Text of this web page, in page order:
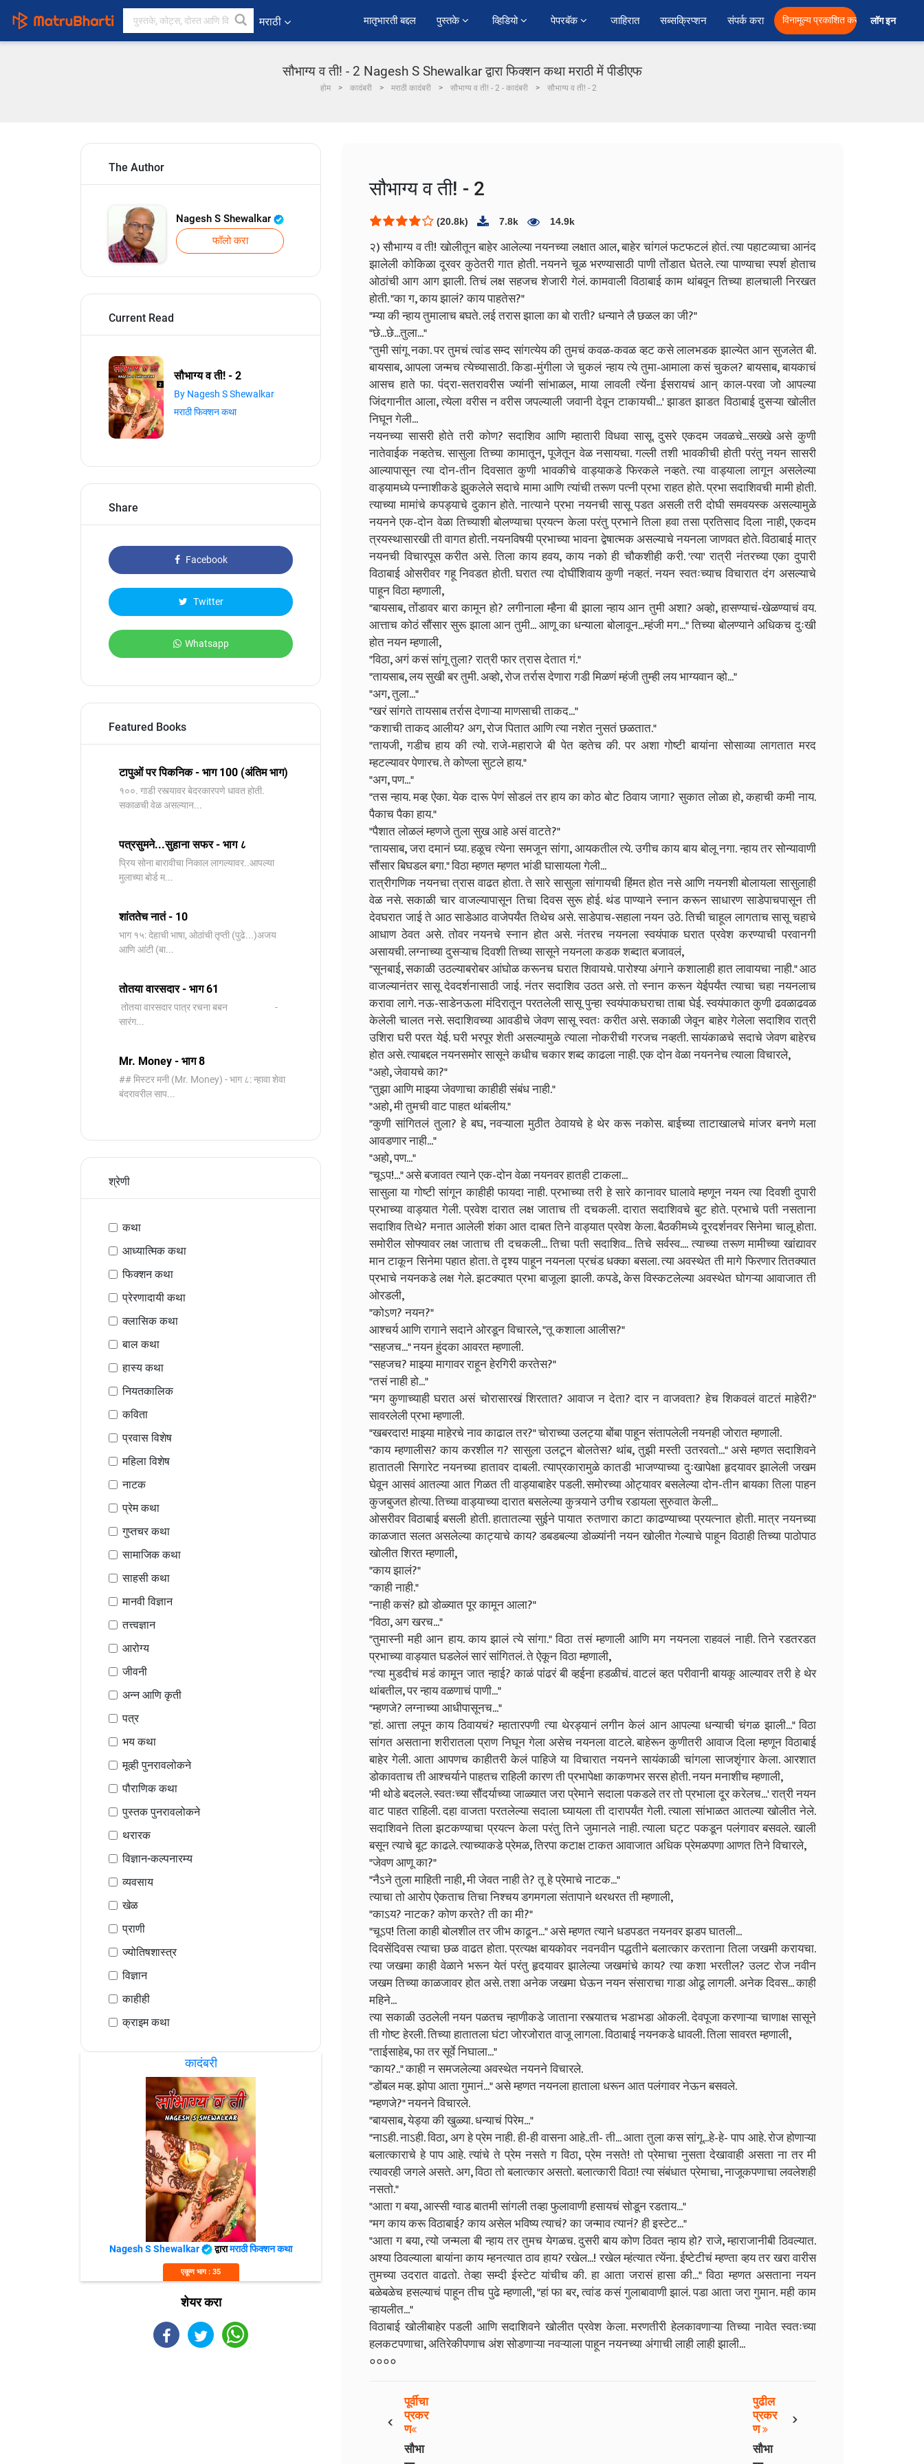
मराठी ﻿मातृभारती बद्दल पुस्तके व्हिडियो पेपरबॅक जाहिरात सब्सक्रिप्शन संपर्क करा विनामूल्य प्रकाशित करा लॉग इन
सौभाग्य व ती! - 2 Nagesh S Shewalkar द्वारा फिक्शन कथा मराठी में पीडीएफ
होम कादंबरी मराठी कादंबरी सौभाग्य व ती! - 2 - कादंबरी सौभाग्य व ती! - 2
The Author
Nagesh S Shewalkar
फॉलो करा
Current Read
सौभाग्य व ती! - 2
By Nagesh S Shewalkar
मराठी फिक्शन कथा
Share
Facebook
Twitter
Whatsapp
Featured Books
टापुओं पर पिकनिक - भाग 100 (अंतिम भाग)
१००. गाडी रस्त्यावर बेदरकारपणे धावत होती.
सकाळची वेळ असल्यान...
पत्रसुमने...सुहाना सफर - भाग ८
प्रिय सोना बारावीचा निकाल लागल्यावर..आपल्या
मुलाच्या बोर्ड म...
शांततेच नातं - 10
भाग १५: देहाची भाषा, ओठांची तृप्ती (पुढे...)अजय
आणि आंटी (बा...
तोतया वारसदार - भाग 61
तोतया वारसदार पात्र रचना बबन -
सारंग...
Mr. Money - भाग 8
## मिस्टर मनी (Mr. Money) - भाग ८: न्हावा शेवा
बंदरावरील साप...
श्रेणी
कथा
आध्यात्मिक कथा
फिक्शन कथा
प्रेरणादायी कथा
क्लासिक कथा
बाल कथा
हास्य कथा
नियतकालिक
कविता
प्रवास विशेष
महिला विशेष
नाटक
प्रेम कथा
गुप्तचर कथा
सामाजिक कथा
साहसी कथा
मानवी विज्ञान
तत्त्वज्ञान
आरोग्य
जीवनी
अन्न आणि कृती
पत्र
भय कथा
मूव्ही पुनरावलोकने
पौराणिक कथा
पुस्तक पुनरावलोकने
थरारक
विज्ञान-कल्पनारम्य
व्यवसाय
खेळ
प्राणी
ज्योतिषशास्त्र
विज्ञान
काहीही
क्राइम कथा
कादंबरी
Nagesh S Shewalkar द्वारामराठी फिक्शन कथा
एकूण भाग : 35
शेयर करा
सौभाग्य व ती! - 2
(20.8k) 7.8k 14.9k
२) सौभाग्य व ती!खोलीतून बाहेर आलेल्या नयनच्या लक्षात आल, बाहेर चांगलं फटफटलं होतं. त्या पहाटव्याचा आनंद
झालेली कोकिळा दूरवर कुठेतरी गात होती. नयनने चूळ भरण्यासाठी पाणी तोंडात घेतले. त्या पाण्याचा स्पर्श होताच
ओठांची आग आग झाली. तिचं लक्ष सहजच शेजारी गेलं. कामवाली विठाबाई काम थांबवून तिच्या हालचाली निरखत
होती."का ग, काय झालं? काय पाहतेस?"
"म्या की न्हाय तुमालाच बघते. लई तरास झाला का बो राती? धन्याने लै छळल का जी?"
"छे...छे...तुला..."
"तुमी सांगू नका. पर तुमचं त्वांड सम्द सांगत्येय की तुमचं कवळ-कवळ व्हट कसे लालभडक झाल्येत आन सुजलेत बी.
बायसाब, आपला जन्मच त्येच्यासाठी. किडा-मुंगीला जे चुकलं न्हाय त्ये तुमा-आमाला कसं चुकल? बायसाब, बायकाचं
आसच हाते फा. पंद्रा-सतरावरीस ज्यांनी सांभाळल, माया लावली त्येंना ईसरायचं आन् काल-परवा जो आपल्या
जिंदगानीत आला, त्येला वरीस न वरीस जपल्याली जवानी देवून टाकायची...' झाडत झाडत विठाबाई दुसऱ्या खोलीत
निघून गेली...
नयनच्या सासरी होते तरी कोण? सदाशिव आणि म्हातारी विधवा सासू. दुसरे एकदम जवळचे...सख्खे असे कुणी
नातेवाईक नव्हतेच. सासुला तिच्या कामातून, पूजेतून वेळ नसायचा. गल्ली तशी भावकीची होती परंतु नयन सासरी
आल्यापासून त्या दोन-तीन दिवसात कुणी भावकीचे वाड्याकडे फिरकले नव्हते. त्या वाड्याला लागून असलेल्या
वाड्यामध्ये पन्नाशीकडे झुकलेले सदाचे मामा आणि त्यांची तरूण पत्नी प्रभा राहत होते. प्रभा सदाशिवची मामी होती.
त्याच्या मामांचे कपड्याचे दुकान होते. नात्याने प्रभा नयनची सासू पडत असली तरी दोघी समवयस्क असल्यामुळे
नयनने एक-दोन वेळा तिच्याशी बोलण्याचा प्रयत्न केला परंतु प्रभाने तिला हवा तसा प्रतिसाद दिला नाही, एकदम
त्रयस्थासारखी ती वागत होती. नयनविषयी प्रभाच्या भावना द्वेषात्मक असल्याचे नयनला जाणवत होते. विठाबाई मात्र
नयनची विचारपूस करीत असे. तिला काय हवय, काय नको ही चौकशीही करी. 'त्या' रात्री नंतरच्या एका दुपारी
विठाबाई ओसरीवर गहू निवडत होती. घरात त्या दोघींशिवाय कुणी नव्हतं. नयन स्वतःच्याच विचारात दंग असल्याचे
पाहून विठा म्हणाली,
"बायसाब, तोंडावर बारा कामून हो? लगीनाला म्हैना बी झाला न्हाय आन तुमी अशा? अव्हो, हासण्याचं-खेळण्याचं वय.
आत्ताच कोठं सौंसार सुरू झाला आन तुमी... आणू का धन्याला बोलावून...म्हंजी मग..." तिच्या बोलण्याने अधिकच दुःखी
होत नयन म्हणाली,
"विठा, अगं कसं सांगू तुला? रात्री फार त्रास देतात गं."
"तायसाब, लय सुखी बर तुमी. अव्हो, रोज तर्रास देणारा गडी मिळणं म्हंजी तुम्ही लय भाग्यवान व्हो..."
"अग, तुला..."
"खरं सांगते तायसाब तर्रास देणाऱ्या माणसाची ताकद..."
"कशाची ताकद आलीय? अग, रोज पितात आणि त्या नशेत नुसतं छळतात."
"तायजी, गडीच हाय की त्यो. राजे-महाराजे बी पेत व्हतेच की. पर अशा गोष्टी बायांना सोसाव्या लागतात मरद
म्हटल्यावर पेणारच. ते कोण्ला सुटले हाय."
"अग, पण..."
"तस न्हाय. मव्ह ऐका. येक दारू पेणं सोडलं तर हाय का कोठ बोट ठिवाय जागा? सुकात लोळा हो, कहाची कमी नाय.
पैकाच पैका हाय."
"पैशात लोळलं म्हणजे तुला सुख आहे असं वाटते?"
"तायसाब, जरा दमानं घ्या. हळूच त्येना समजून सांगा, आयकतील त्ये. उगीच काय बाय बोलू नगा. न्हाय तर सोन्यावाणी
सौंसार बिघडल बगा." विठा म्हणत म्हणत भांडी घासायला गेली...
रात्रीगणिक नयनचा त्रास वाढत होता. ते सारे सासुला सांगायची हिंमत होत नसे आणि नयनशी बोलायला सासुलाही
वेळ नसे. सकाळी चार वाजल्यापासून तिचा दिवस सुरू होई. थंड पाण्याने स्नान करून साधारण साडेपाचपासून ती
देवघरात जाई ते आठ साडेआठ वाजेपर्यंत तिथेच असे. साडेपाच-सहाला नयन उठे. तिची चाहूल लागताच सासू चहाचे
आधाण ठेवत असे. तोवर नयनचे स्नान होत असे. नंतरच नयनला स्वयंपाक घरात प्रवेश करण्याची परवानगी
असायची. लग्नाच्या दुसऱ्याच दिवशी तिच्या सासूने नयनला कडक शब्दात बजावलं,
"सूनबाई, सकाळी उठल्याबरोबर आंघोळ करूनच घरात शिवायचे. पारोश्या अंगाने कशालाही हात लावायचा नाही." आठ
वाजल्यानंतर सासू देवदर्शनासाठी जाई. नंतर सदाशिव उठत असे. तो स्नान करून येईपर्यंत त्याचा चहा नयनलाच
करावा लागे. नऊ-साडेनऊला मंदिरातून परतलेली सासू पुन्हा स्वयंपाकघराचा ताबा घेई. स्वयंपाकात कुणी ढवळाढवळ
केलेली चालत नसे. सदाशिवच्या आवडीचे जेवण सासू स्वतः करीत असे. सकाळी जेवून बाहेर गेलेला सदाशिव रात्री
उशिरा घरी परत येई. घरी भरपूर शेती असल्यामुळे त्याला नोकरीची गरजच नव्हती. सायंकाळचे सदाचे जेवण बाहेरच
होत असे. त्याबद्दल नयनसमोर सासूने कधीच चकार शब्द काढला नाही. एक दोन वेळा नयननेच त्याला विचारले,
"अहो, जेवायचे का?"
"तुझा आणि माझ्या जेवणाचा काहीही संबंध नाही."
"अहो, मी तुमची वाट पाहत थांबलीय."
"कुणी सांगितलं तुला? हे बघ, नवऱ्याला मुठीत ठेवायचे हे थेर करू नकोस. बाईच्या ताटाखालचे मांजर बनणे मला
आवडणार नाही..."
"अहो, पण..."
"चूऽप!..." असे बजावत त्याने एक-दोन वेळा नयनवर हातही टाकला...
सासुला या गोष्टी सांगून काहीही फायदा नाही. प्रभाच्या तरी हे सारे कानावर घालावे म्हणून नयन त्या दिवशी दुपारी
प्रभाच्या वाड्यात गेली. प्रवेश दारात लक्ष जाताच ती दचकली. दारात सदाशिवचे बुट होते. प्रभाचे पती नसताना
सदाशिव तिथे? मनात आलेली शंका आत दाबत तिने वाड्यात प्रवेश केला. बैठकीमध्ये दूरदर्शनवर सिनेमा चालू होता.
समोरील सोफ्यावर लक्ष जाताच ती दचकली... तिचा पती सदाशिव... तिचे सर्वस्व.... त्याच्या तरूण मामीच्या खांद्यावर
मान टाकून सिनेमा पहात होता. ते दृश्य पाहून नयनला प्रचंड धक्का बसला. त्या अवस्थेत ती मागे फिरणार तितक्यात
प्रभाचे नयनकडे लक्ष गेले. झटक्यात प्रभा बाजूला झाली. कपडे, केस विस्कटलेल्या अवस्थेत घोगऱ्या आवाजात ती
ओरडली,
"कोऽण? नयन?"
आश्चर्य आणि रागाने सदाने ओरडून विचारले, "तू कशाला आलीस?"
"सहजच..." नयन हुंदका आवरत म्हणाली.
"सहजच? माझ्या मागावर राहून हेरगिरी करतेस?"
"तसं नाही हो..."
"मग कुणाच्याही घरात असं चोरासारखं शिरतात? आवाज न देता? दार न वाजवता? हेच शिकवलं वाटतं माहेरी?"
सावरलेली प्रभा म्हणाली.
"खबरदार! माझ्या माहेरचे नाव काढाल तर?" चोराच्या उलट्या बोंबा पाहून संतापलेली नयनही जोरात म्हणाली.
"काय म्हणालीस? काय करशील ग? सासुला उलटून बोलतेस? थांब, तुझी मस्ती उतरवतो..." असे म्हणत सदाशिवने
हातातली सिगारेट नयनच्या हातावर दाबली. त्याप्रकारामुळे कातडी भाजण्याच्या दुःखापेक्षा हृदयावर झालेली जखम
घेवून आसवं आतल्या आत गिळत ती वाड्याबाहेर पडली. समोरच्या ओट्यावर बसलेल्या दोन-तीन बायका तिला पाहन
कुजबुजत होत्या. तिच्या वाड्याच्या दारात बसलेल्या कुत्र्याने उगीच रडायला सुरुवात केली...
ओसरीवर विठाबाई बसली होती. हातातल्या सुईने पायात रुतणारा काटा काढण्याच्या प्रयत्नात होती. मात्र नयनच्या
काळजात सलत असलेल्या काट्याचे काय? डबडबल्या डोळ्यांनी नयन खोलीत गेल्याचे पाहून विठाही तिच्या पाठोपाठ
खोलीत शिरत म्हणाली,
"काय झालं?"
"काही नाही."
"नाही कसं? ह्यो डोळ्यात पूर कामून आला?"
"विठा, अग खरच..."
"तुमास्नी मही आन हाय. काय झालं त्ये सांगा." विठा तसं म्हणाली आणि मग नयनला राहवलं नाही. तिने रडतरडत
प्रभाच्या वाड्यात घडलेलं सारं सांगितलं. ते ऐकून विठा म्हणाली,
"त्या मुडदीचं मडं कामून जात न्हाई? काळं पांढरं बी व्हईना हडळीचं. वाटलं व्हत परीवानी बायकू आल्यावर तरी हे थेर
थांबतील, पर न्हाय वळणाचं पाणी..."
"म्हणजे? लग्नाच्या आधीपासूनच..."
"हां. आत्ता लपून काय ठिवायचं? म्हातारपणी त्या थेरड्यानं लगीन केलं आन आपल्या धन्याची चंगळ झाली..." विठा
सांगत असताना शरीरातला प्राण निघून गेला असेच नयनला वाटले. बाहेरून कुणीतरी आवाज दिला म्हणून विठाबाई
बाहेर गेली. आता आपणच काहीतरी केलं पाहिजे या विचारात नयनने सायंकाळी चांगला साजशृंगार केला. आरशात
डोकावताच ती आश्चर्याने पाहतच राहिली कारण ती प्रभापेक्षा काकणभर सरस होती. नयन मनाशीच म्हणाली,
'मी थोडे बदलले. स्वतःच्या सौंदर्याच्या जाळ्यात जरा प्रेमाने सदाला पकडले तर तो प्रभाला दूर करेलच...' रात्री नयन
वाट पाहत राहिली. दहा वाजता परतलेल्या सदाला घ्यायला ती दारापर्यंत गेली. त्याला सांभाळत आतल्या खोलीत नेले.
सदाशिवने तिला झटकण्याचा प्रयत्न केला परंतु तिने जुमानले नाही. त्याला घट्ट पकडून पलंगावर बसवले. खाली
बसून त्याचे बूट काढले. त्याच्याकडे प्रेमळ, तिरपा कटाक्ष टाकत आवाजात अधिक प्रेमळपणा आणत तिने विचारले,
"जेवण आणू का?"
"नैऽने तुला माहिती नाही, मी जेवत नाही ते? तू हे प्रेमाचे नाटक..."
त्याचा तो आरोप ऐकताच तिचा निश्चय डगमगला संतापाने थरथरत ती म्हणाली,
"काऽय? नाटक? कोण करते? ती का मी?"
"चूऽप! तिला काही बोलशील तर जीभ काढून..." असे म्हणत त्याने धडपडत नयनवर झडप घातली...
दिवसेंदिवस त्याचा छळ वाढत होता. प्रत्यक्ष बायकोवर नवनवीन पद्धतीने बलात्कार करताना तिला जखमी करायचा.
त्या जखमा काही वेळाने भरून येतं परंतु हृदयावर झालेल्या जखमांचे काय? त्या कशा भरतील? उलट रोज नवीन
जखम तिच्या काळजावर होत असे. तशा अनेक जखमा घेऊन नयन संसाराचा गाडा ओढू लागली. अनेक दिवस... काही
महिने...
त्या सकाळी उठलेली नयन पळतच न्हाणीकडे जाताना रस्त्यातच भडाभडा ओकली. देवपूजा करणाऱ्या चाणाक्ष सासूने
ती गोष्ट हेरली. तिच्या हातातला घंटा जोरजोरात वाजू लागला. विठाबाई नयनकडे धावली. तिला सावरत म्हणाली,
"ताईसाहेब, फा तर सूर्वे निघाला..."
"काय?.." काही न समजलेल्या अवस्थेत नयनने विचारले.
"डोंबल मव्ह. झोपा आता गुमानं..." असे म्हणत नयनला हाताला धरून आत पलंगावर नेऊन बसवले.
"म्हणजे?" नयनने विचारले.
"बायसाब, येड्या की खुळ्या. धन्याचं पिरेम..."
"नाऽही. नाऽही. विठा, अग हे प्रेम नाही. ही-ही वासना आहे..ती- ती... आता तुला कस सांगू...हे-हे- पाप आहे. रोज होणाऱ्या
बलात्काराचे हे पाप आहे. त्यांचे ते प्रेम नसते ग विठा, प्रेम नसते! तो प्रेमाचा नुसता देखावाही असता ना तर मी
त्यावरही जगले असते. अग, विठा तो बलात्कार असतो. बलात्कारी विठा! त्या संबंधात प्रेमाचा, नाजूकपणाचा लवलेशही
नसतो."
"आता ग बया, आस्सी ग्वाड बातमी सांगली तव्हा फुलावाणी हसायचं सोडून रडताय..."
"मग काय करू विठाबाई? काय असेल भविष्य त्याचं? का जन्माव त्यानं? ही इस्टेट..."
"आता ग बया, त्यो जन्मला बी न्हाय तर तुमच येगळच. दुसरी बाय कोण ठिवत न्हाय हो? राजे, म्हाराजानीबी ठिवल्यात.
अश्या ठिवल्याला बायांना काय म्हनत्यात ठाव हाय? रखेल...! रखेल म्हंत्यात त्येंना. ईष्टेटीचं म्हण्ता व्हय तर खरा वारीस
तुमच्या उदरात वाढतो. तेव्हा सम्दी ईस्टेट यांचीच की. हा आता जरासं हासा की..." विठा म्हणत असताना नयन
बळेबळेच हसल्याचं पाहून तीच पुढे म्हणाली, "हां फा बर, त्वांड कसं गुलाबावाणी झालं. पडा आता जरा गुमान. मही काम
ऱ्हायलीत..."
विठाबाई खोलीबाहेर पडली आणि सदाशिवने खोलीत प्रवेश केला. मरणतीरी हेलकावणाऱ्या तिच्या नावेत स्वतःच्या
हलकटपणाचा, अतिरेकीपणाच अंश सोडणाऱ्या नवऱ्याला पाहून नयनच्या अंगाची लाही लाही झाली...
००००
‹
पूर्वीचा
प्रकर
ण
सौभा
›
पुढील
प्रकर
ण
सौभा